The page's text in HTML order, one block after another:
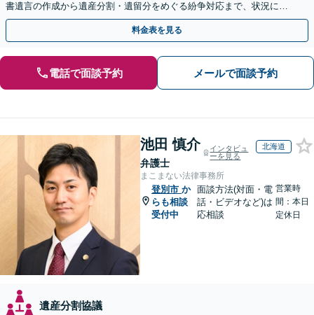
書遺言の作成から遺産分割・遺留分をめぐる紛争対応まで、状況に応
じた最適な方法をご提案します【夜間相談可】
料金表を見る
電話で面談予約 メールで面談予約
池田 慎介
弁護士
インタビュ
ーを見る
北海道
まこまない法律事務所
登別市 か
らも相談
受付中
面談方法(対面・電
話・ビデオなど)は
応相談
営業時
間：本日
定休日
遺産分割協議